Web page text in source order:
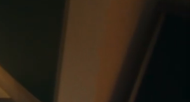
Мои подписки